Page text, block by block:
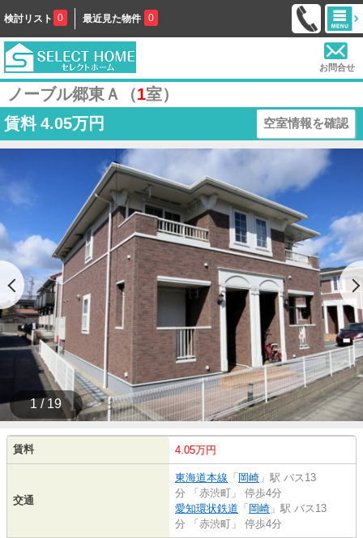
検討リスト 0 最近見た物件 0
お問合せ
ノーブル郷東Ａ（1室）
賃料 4.05万円 空室情報を確認
1 / 19
賃料 4.05万円
交通
東海道本線 「 岡崎 」駅 バス13
分 「赤渋町」 停歩4分
愛知環状鉄道 「 岡崎 」駅 バス13
分 「赤渋町」 停歩4分